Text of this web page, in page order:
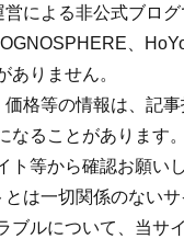
による非公式ブログ
、
ありません。
格等の情報は、記
なることがあります
ト等から確認お願いし
は一切関係のないサ
ブルについて、当サ